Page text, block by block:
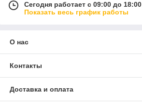
Сегодня работает с 09:00 до 18:00
Показать весь график работы
О нас
Контакты
Доставка и оплата